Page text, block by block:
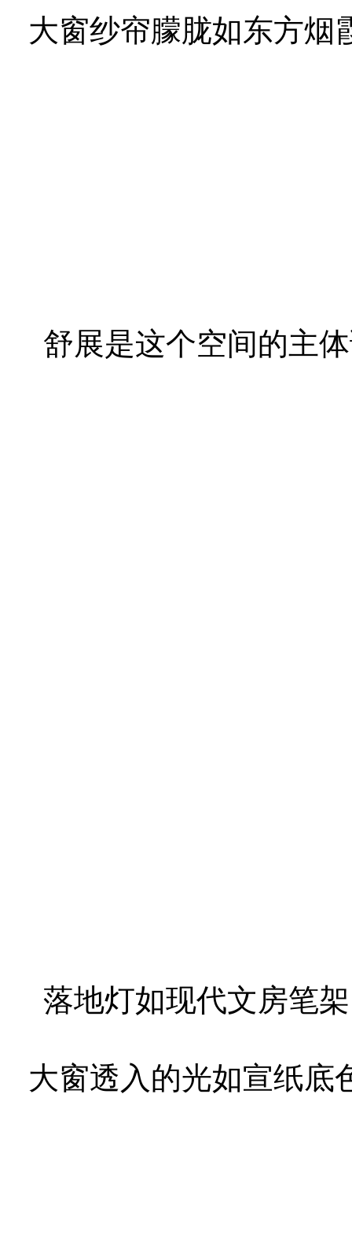
大窗纱帘朦胧如东方烟
舒展是这个空间的主
落地灯如现代文房笔
大窗透入的光如宣纸底